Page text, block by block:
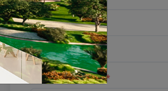
Teléfono*
Correo Electrónico*